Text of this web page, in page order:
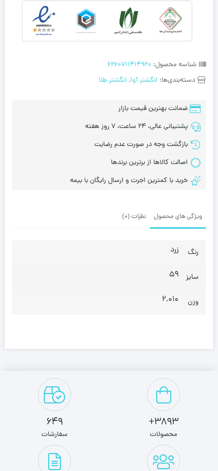
شناسه محصول: 6260711414920
دسته‌بندی‌ها: انگشتر آوا, انگشتر طلا
ضمانت بهترین قیمت بازار
پشتیبانی عالی، 24 ساعت، 7 روز هفته
بازگشت وجه در صورت عدم رضایت
اصالت کالاها از برترین برندها
خرید با کمترین اجرت و ارسال رایگان با بیمه
ویژگی های محصول نظرات (0)
رنگ زرد
سایز 59
وزن 2.010
3893+
محصولات
649
سفارشات